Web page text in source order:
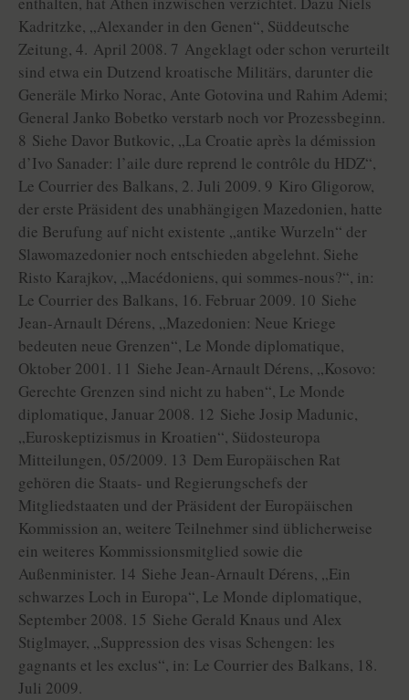
Kadritzke, „Alexander in den Genen“, Süddeutsche
Zeitung, 4. April 2008. 7 Angeklagt oder schon verurteilt
sind etwa ein Dutzend kroatische Militärs, darunter die
Generäle Mirko Norac, Ante Gotovina und Rahim Ademi;
General Janko Bobetko verstarb noch vor Prozessbeginn.
8 Siehe Davor Butkovic, „La Croatie après la démission
d’Ivo Sanader: l’aile dure reprend le contrôle du HDZ“,
Le Courrier des Balkans, 2. Juli 2009. 9 Kiro Gligorow,
der erste Präsident des unabhängigen Mazedonien, hatte
die Berufung auf nicht existente „antike Wurzeln“ der
Slawomazedonier noch entschieden abgelehnt. Siehe
Risto Karajkov, „Macédoniens, qui sommes-nous?“, in:
Le Courrier des Balkans, 16. Februar 2009. 10 Siehe
Jean-Arnault Dérens, „Mazedonien: Neue Kriege
bedeuten neue Grenzen“, Le Monde diplomatique,
Oktober 2001. 11 Siehe Jean-Arnault Dérens, „Kosovo:
Gerechte Grenzen sind nicht zu haben“, Le Monde
diplomatique, Januar 2008. 12 Siehe Josip Madunic,
„Euroskeptizismus in Kroatien“, Südosteuropa
Mitteilungen, 05/2009. 13 Dem Europäischen Rat
gehören die Staats- und Regierungschefs der
Mitgliedstaaten und der Präsident der Europäischen
Kommission an, weitere Teilnehmer sind üblicherweise
ein weiteres Kommissionsmitglied sowie die
Außenminister. 14 Siehe Jean-Arnault Dérens, „Ein
schwarzes Loch in Europa“, Le Monde diplomatique,
September 2008. 15 Siehe Gerald Knaus und Alex
Stiglmayer, „Suppression des visas Schengen: les
gagnants et les exclus“, in: Le Courrier des Balkans, 18.
Juli 2009.